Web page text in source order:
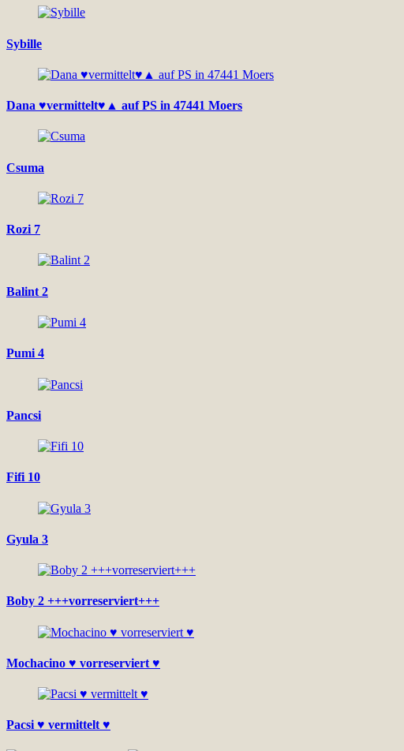
Sybille
Dana ♥vermittelt♥▲ auf PS in 47441 Moers
Csuma
Rozi 7
Balint 2
Pumi 4
Pancsi
Fifi 10
Gyula 3
Boby 2 +++vorreserviert+++
Mochacino ♥ vorreserviert ♥
Pacsi ♥ vermittelt ♥